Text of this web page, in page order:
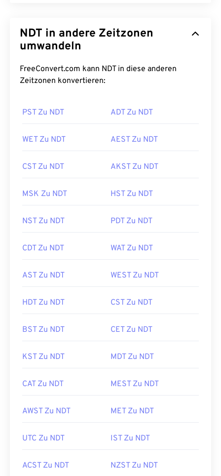
NDT in andere Zeitzonen
umwandeln
FreeConvert.com kann NDT in diese anderen
Zeitzonen konvertieren:
PST Zu NDT ADT Zu NDT
WET Zu NDT AEST Zu NDT
CST Zu NDT AKST Zu NDT
MSK Zu NDT HST Zu NDT
NST Zu NDT PDT Zu NDT
CDT Zu NDT WAT Zu NDT
AST Zu NDT WEST Zu NDT
HDT Zu NDT CST Zu NDT
BST Zu NDT CET Zu NDT
KST Zu NDT MDT Zu NDT
CAT Zu NDT MEST Zu NDT
AWST Zu NDT MET Zu NDT
UTC Zu NDT IST Zu NDT
ACST Zu NDT NZST Zu NDT